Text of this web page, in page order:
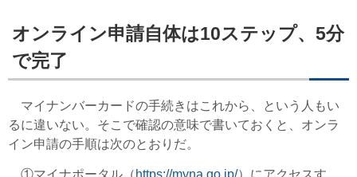
オンライン申請自体は10ステップ、5分
で完了
マイナンバーカードの手続きはこれから、という人もい
るに違いない。そこで確認の意味で書いておくと、オンラ
イン申請の手順は次のとおりだ。
①マイナポータル（ https://myna.go.jp/）にアクセスす